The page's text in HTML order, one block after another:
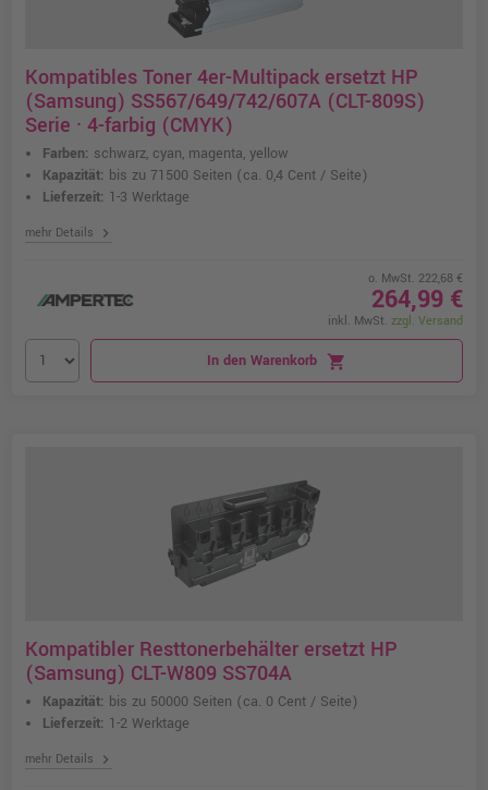
Kompatibles Toner 4er-Multipack ersetzt HP
(Samsung) SS567/649/742/607A (CLT-809S)
Serie · 4-farbig (CMYK)
Farben: schwarz, cyan, magenta, yellow
Kapazität: bis zu 71500 Seiten (ca. 0,4 Cent / Seite)
Lieferzeit: 1-3 Werktage
mehr Details chevron_right
o. MwSt. 222,68 €
264,99 €
inkl. MwSt. zzgl. Versand
In den Warenkorb shopping_cart
Kompatibler Resttonerbehälter ersetzt HP
(Samsung) CLT-W809 SS704A
Kapazität: bis zu 50000 Seiten (ca. 0 Cent / Seite)
Lieferzeit: 1-2 Werktage
mehr Details chevron_right